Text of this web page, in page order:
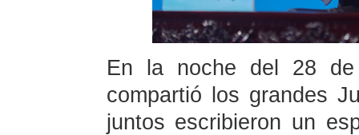
En la noche del 28
compartió los grandes
juntos escribieron un